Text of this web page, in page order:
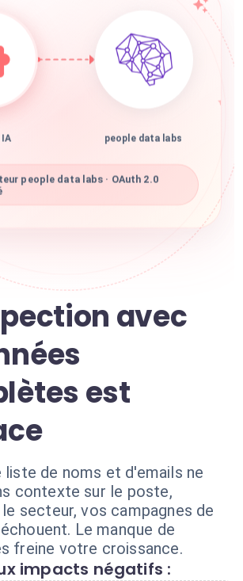
people data labs
people data labs · OAuth 2.0
avec
est
liste de noms et d'emails ne
contexte sur le poste,
secteur, vos campagnes de
Le manque de
freine votre croissance.
impacts négatifs :